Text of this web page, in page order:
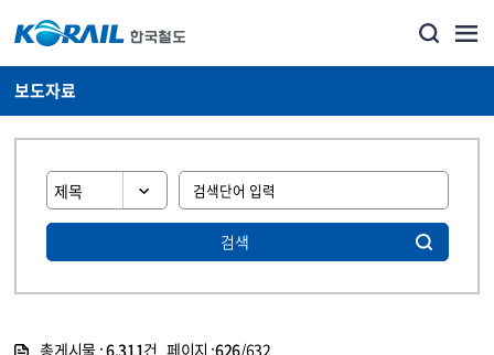
보도자료
검색
총게시물 :6,311건 페이지 :626/632